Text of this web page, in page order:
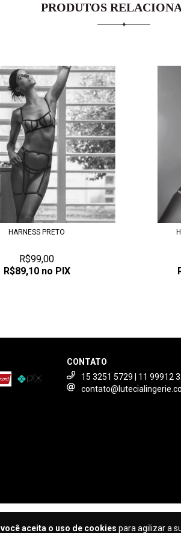
você aceita o uso de cookies para agilizar a
PRODUTOS
HARNESS PRETO
R$99,00
R$89,10 no PIX
CONTATO
15 3251 5729 | 11 99912